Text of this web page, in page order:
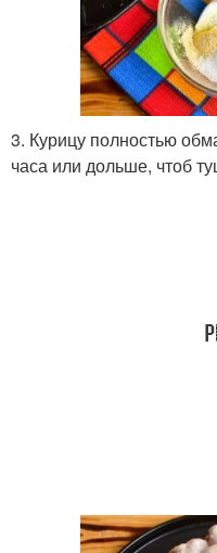
3. Курицу полностью
часа или дольше, чтоб